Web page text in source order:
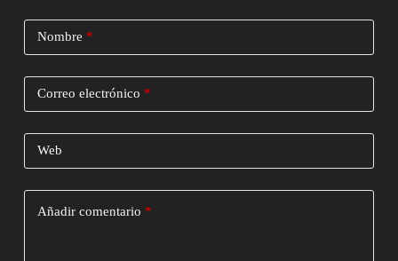
Nombre *
Correo electrónico *
Web
Añadir comentario *